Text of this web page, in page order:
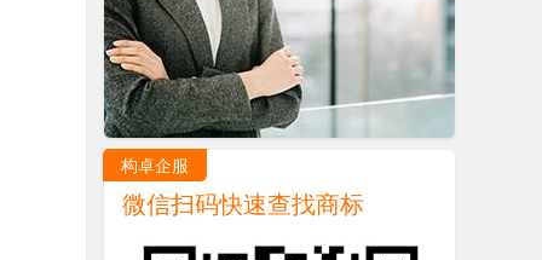
构卓企服
微信扫码快速查找商标